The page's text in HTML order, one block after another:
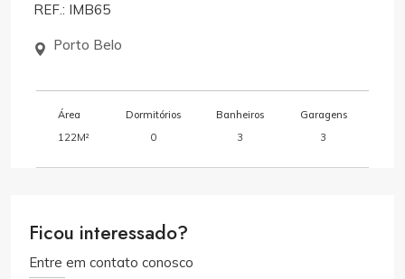
REF.: IMB65
Porto Belo
Área
122M²
Dormitórios
0
Banheiros
3
Garagens
3
Ficou interessado?
Entre em contato conosco